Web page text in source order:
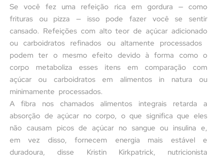
Se você fez uma refeição rica em gordura — como
frituras ou pizza — isso pode fazer você se sentir
cansado. Refeições com alto teor de açúcar adicionado
ou carboidratos refinados ou altamente processados ​​
podem ter o mesmo efeito devido à forma como o
corpo metaboliza esses itens em comparação com
açúcar ou carboidratos em alimentos in natura ou
minimamente processados.
A fibra nos chamados alimentos integrais retarda a
absorção de açúcar no corpo, o que significa que eles
não causam picos de açúcar no sangue ou insulina e,
em vez disso, fornecem energia mais estável e
duradoura, disse Kristin Kirkpatrick, nutricionista